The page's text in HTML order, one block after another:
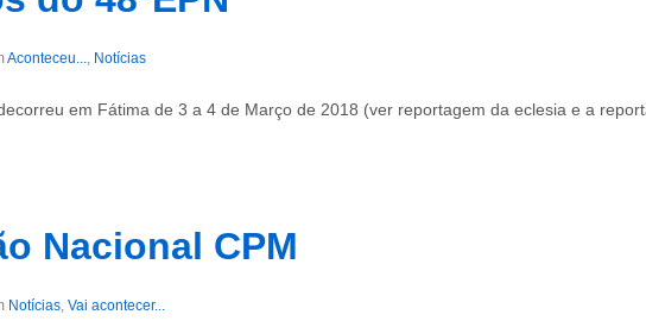
Aconteceu... Notícias
em Fátima de 3 a 4 de Março de 2018 (ver reportagem da eclesia e a
Nacional CPM
Notícias Vai acontecer...